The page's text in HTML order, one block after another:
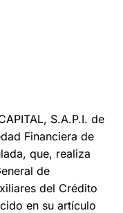
S.A.P.I. de
Financiera de
que, realiza
de
del Crédito
en su artículo